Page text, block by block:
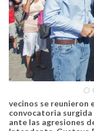
vecinos se reunieron
convocatoria
ante las agresiones